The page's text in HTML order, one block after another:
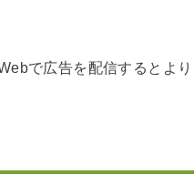
で広告を配信するとより